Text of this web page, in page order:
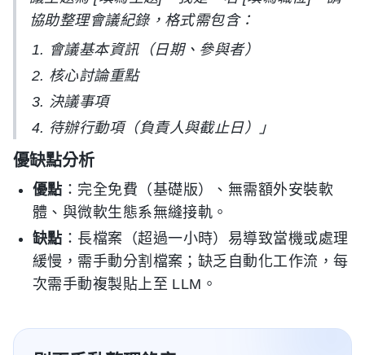
協助整理會議紀錄，格式需包含：
會議基本資訊（日期、參與者）
核心討論重點
決議事項
待辦行動項（負責人與截止日）」
優缺點分析
優點 ：完全免費（基礎版）、無需額外安裝軟
體、與微軟生態系無縫接軌。
缺點 ：長檔案（超過一小時）易導致當機或處理
緩慢，需手動分割檔案；缺乏自動化工作流，每
次需手動複製貼上至 LLM。